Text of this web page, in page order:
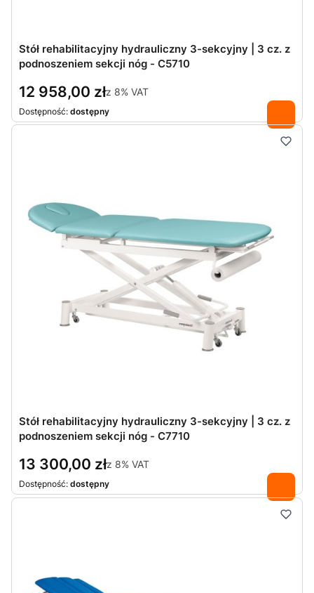
Stół rehabilitacyjny hydrauliczny 3-sekcyjny | 3 cz. z
podnoszeniem sekcji nóg - C5710
12 958,00 złz 8% VAT
Dostępność: dostępny
Stół rehabilitacyjny hydrauliczny 3-sekcyjny | 3 cz. z
podnoszeniem sekcji nóg - C7710
13 300,00 złz 8% VAT
Dostępność: dostępny